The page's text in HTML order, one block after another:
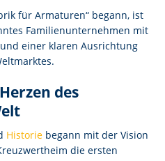
für Armaturen“ begann, ist
Familienunternehmen mit
einer klaren Ausrichtung
des
Historie begann mit der Vision
die ersten